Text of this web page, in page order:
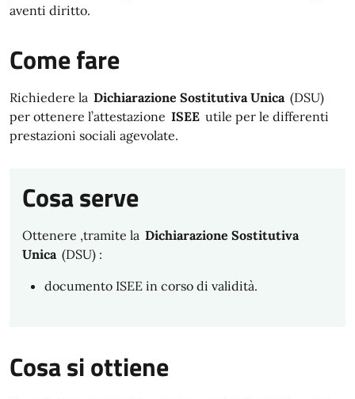
aventi diritto.
Come fare
Richiedere la Dichiarazione Sostitutiva Unica (DSU)
per ottenere l’attestazione ISEE utile per le differenti
prestazioni sociali agevolate.
Cosa serve
Ottenere ,tramite la Dichiarazione Sostitutiva
Unica (DSU) :
documento ISEE in corso di validità.
Cosa si ottiene